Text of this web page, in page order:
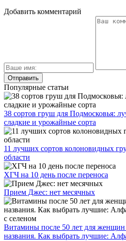
Добавить комментарий
Популярные статьи
38 сортов груш для Подмосковья:
сладкие и урожайные сорта
11 лучших сортов колоновидных
области
ХГЧ на 10 день после переноса
Прием Джес: нет месячных
Витамины после 50 лет для женщин
названия. Как выбрать лучшие: